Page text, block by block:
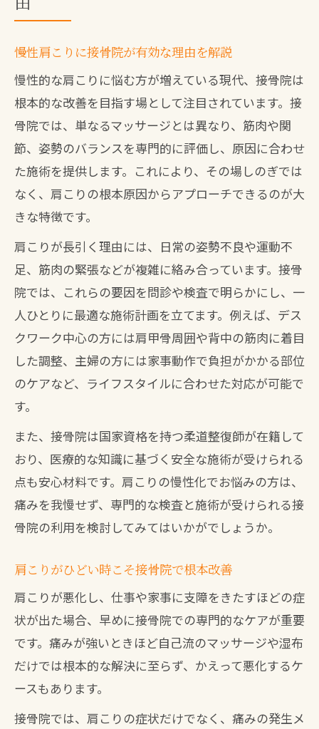
慢性肩こりに接骨院が有効な理由を解説
慢性的な肩こりに悩む方が増えている現代、接骨院は
根本的な改善を目指す場として注目されています。接
骨院では、単なるマッサージとは異なり、筋肉や関
節、姿勢のバランスを専門的に評価し、原因に合わせ
た施術を提供します。これにより、その場しのぎでは
なく、肩こりの根本原因からアプローチできるのが大
きな特徴です。
肩こりが長引く理由には、日常の姿勢不良や運動不
足、筋肉の緊張などが複雑に絡み合っています。接骨
院では、これらの要因を問診や検査で明らかにし、一
人ひとりに最適な施術計画を立てます。例えば、デス
クワーク中心の方には肩甲骨周囲や背中の筋肉に着目
した調整、主婦の方には家事動作で負担がかかる部位
のケアなど、ライフスタイルに合わせた対応が可能で
す。
また、接骨院は国家資格を持つ柔道整復師が在籍して
おり、医療的な知識に基づく安全な施術が受けられる
点も安心材料です。肩こりの慢性化でお悩みの方は、
痛みを我慢せず、専門的な検査と施術が受けられる接
骨院の利用を検討してみてはいかがでしょうか。
肩こりがひどい時こそ接骨院で根本改善
肩こりが悪化し、仕事や家事に支障をきたすほどの症
状が出た場合、早めに接骨院での専門的なケアが重要
です。痛みが強いときほど自己流のマッサージや湿布
だけでは根本的な解決に至らず、かえって悪化するケ
ースもあります。
接骨院では、肩こりの症状だけでなく、痛みの発生メ